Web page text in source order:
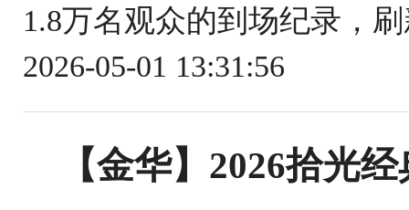
1.8万名观众的到场纪录，
2026-05-01 13:31:56
【金华】2026拾光